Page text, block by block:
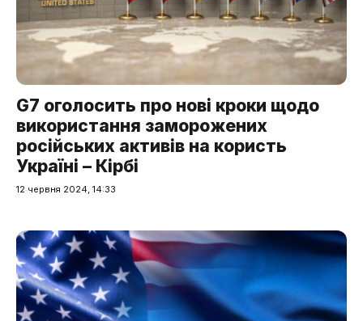
G7 оголосить про нові кроки щодо
використання заморожених
російських активів на користь
Україні – Кірбі
12 червня 2024, 14:33